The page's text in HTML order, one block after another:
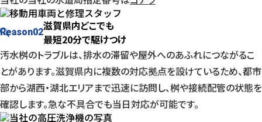
Reason02滋賀県内どこでも
最短20分で駆けつけ
汚水桝のトラブルは、排水の滞留や屋外へのあふれにつながるこ
とがあります。滋賀県内に複数の対応拠点を設けているため、都市
部から湖西・湖北エリアまで迅速に訪問し、桝や接続配管の状態を
確認します。急な不具合でも当日対応が可能です。